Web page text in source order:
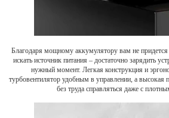
Благодаря мощному аккумулятору вам не придется
искать источник питания – достаточно зарядить
нужный момент. Легкая конструкция и
турбовентилятор удобным в управлении, а высокая
без труда справляться даже с